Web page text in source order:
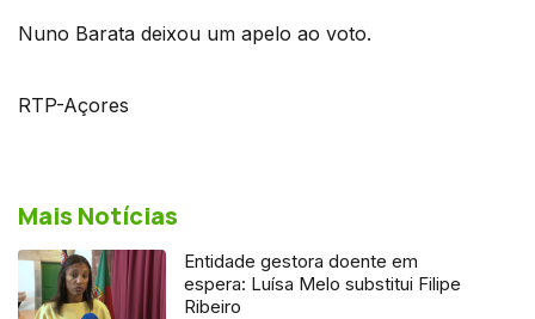
Nuno Barata deixou um apelo ao voto.
RTP-Açores
Mais Notícias
Entidade gestora doente em
espera: Luísa Melo substitui Filipe
Ribeiro